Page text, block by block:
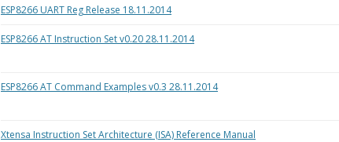
ESP8266 UART Reg Release 18.11.2014
ESP8266 AT Instruction Set v0.20 28.11.2014
ESP8266 AT Command Examples v0.3 28.11.2014
Xtensa Instruction Set Architecture (ISA) Reference Manual